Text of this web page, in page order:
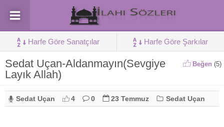
Harfe Göre Sanatçılar Harfe Göre Şarkılar
Sedat Uçan-Aldanmayın(Sevgiye
Layık Allah)
Beğen (5)
Sedat Uçan 4 0 23 Temmuz Sedat Uçan